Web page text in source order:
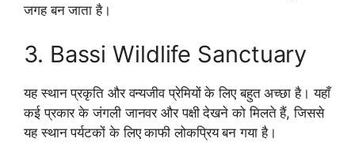
जगह बन जाता है।
3. Bassi Wildlife Sanctuary
यह स्थान प्रकृति और वन्यजीव प्रेमियों के लिए बहुत अच्छा है। यहाँ
कई प्रकार के जंगली जानवर और पक्षी देखने को मिलते हैं, जिससे
यह स्थान पर्यटकों के लिए काफी लोकप्रिय बन गया है।